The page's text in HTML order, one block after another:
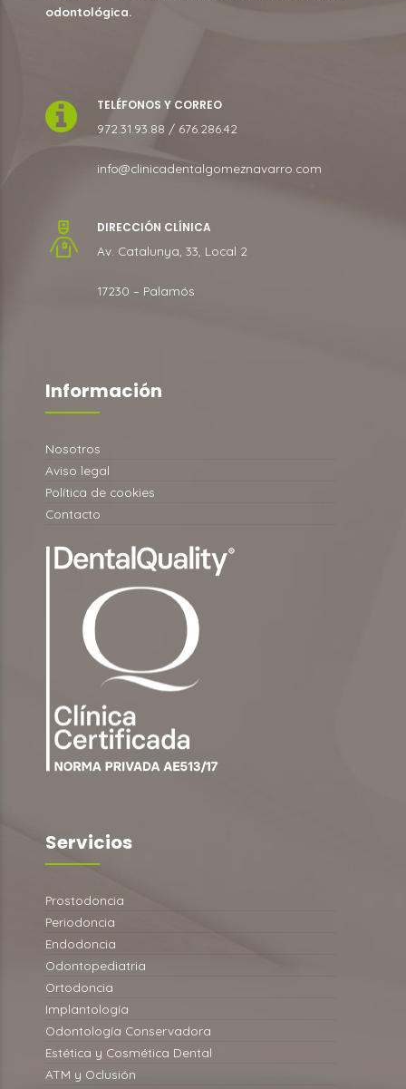
odontológica.
TELÉFONOS Y CORREO
972.31.93.88 / 676.286.42
info@clinicadentalgomeznavarro.com
DIRECCIÓN CLÍNICA
Av. Catalunya, 33, Local 2
17230 – Palamós
Información
Nosotros
Aviso legal
Política de cookies
Contacto
Servicios
Prostodoncia
Periodoncia
Endodoncia
Odontopediatria
Ortodoncia
Implantología
Odontología Conservadora
Estética y Cosmética Dental
ATM y Oclusión